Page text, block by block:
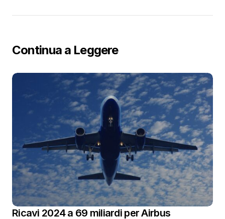
Continua a Leggere
Ricavi 2024 a 69 miliardi per Airbus